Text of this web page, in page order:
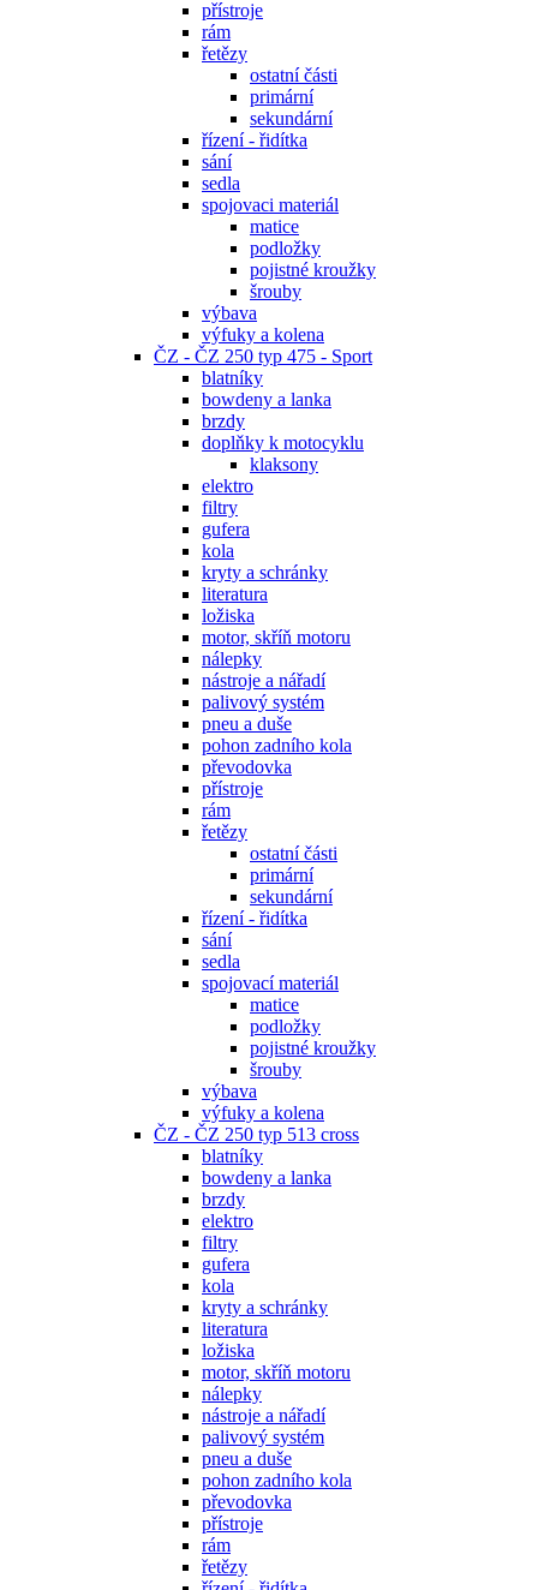
přístroje
rám
řetězy
ostatní části
primární
sekundární
řízení - řidítka
sání
sedla
spojovaci materiál
matice
podložky
pojistné kroužky
šrouby
výbava
výfuky a kolena
ČZ - ČZ 250 typ 475 - Sport
blatníky
bowdeny a lanka
brzdy
doplňky k motocyklu
klaksony
elektro
filtry
gufera
kola
kryty a schránky
literatura
ložiska
motor, skříň motoru
nálepky
nástroje a nářadí
palivový systém
pneu a duše
pohon zadního kola
převodovka
přístroje
rám
řetězy
ostatní části
primární
sekundární
řízení - řidítka
sání
sedla
spojovací materiál
matice
podložky
pojistné kroužky
šrouby
výbava
výfuky a kolena
ČZ - ČZ 250 typ 513 cross
blatníky
bowdeny a lanka
brzdy
elektro
filtry
gufera
kola
kryty a schránky
literatura
ložiska
motor, skříň motoru
nálepky
nástroje a nářadí
palivový systém
pneu a duše
pohon zadního kola
převodovka
přístroje
rám
řetězy